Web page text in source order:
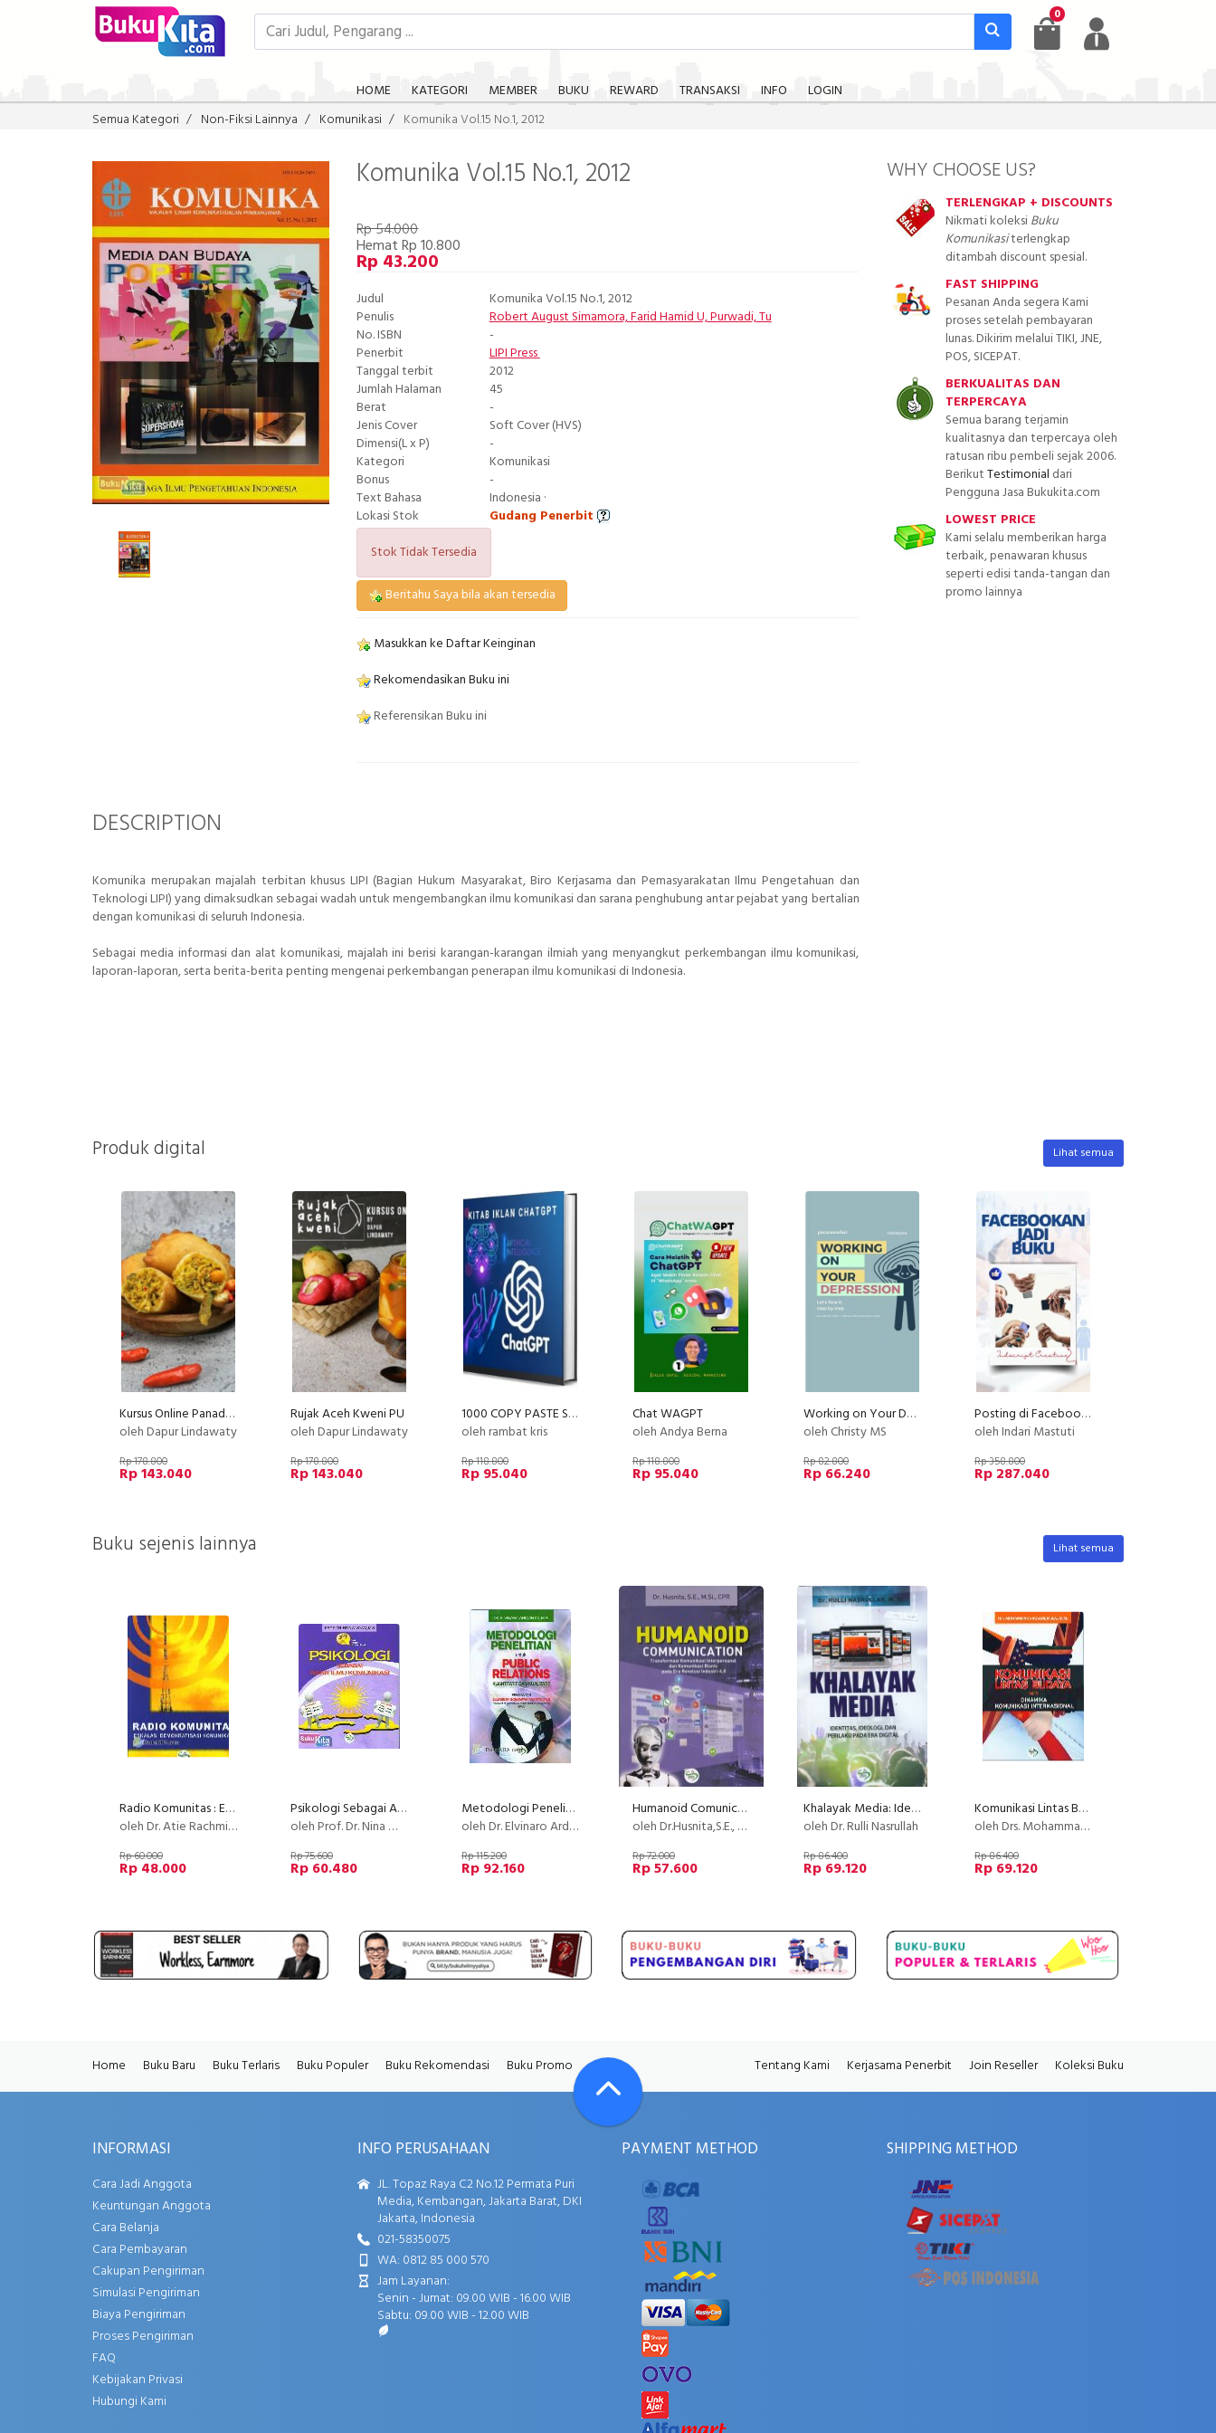
0
HOME KATEGORI MEMBER BUKU REWARD TRANSAKSI INFO
LOGIN
Semua Kategori
Non-Fiksi Lainnya Komunikasi Komunika Vol.15 No.1, 2012
Komunika Vol.15 No.1, 2012
Rp 54.000
Hemat Rp 10.800
Rp 43.200
Judul
Komunika Vol.15 No.1, 2012
Penulis
Robert August Simamora, Farid Hamid U, Purwadi, Tu
No. ISBN
-
Penerbit
LIPI Press
Tanggal terbit
2012
Jumlah Halaman
45
Berat
-
Jenis Cover
Soft Cover (HVS)
Dimensi(L x P)
-
Kategori
Komunikasi
Bonus
-
Text Bahasa
Indonesia ·
Lokasi Stok
Gudang Penerbit
Stok Tidak Tersedia
Beritahu Saya bila akan tersedia
Masukkan ke Daftar Keinginan
Rekomendasikan Buku ini
Referensikan Buku ini
DESCRIPTION
Komunika merupakan majalah terbitan khusus LIPI (Bagian Hukum Masyarakat, Biro Kerjasama dan Pemasyarakatan Ilmu Pengetahuan dan
Teknologi LIPI) yang dimaksudkan sebagai wadah untuk mengembangkan ilmu komunikasi dan sarana penghubung antar pejabat yang bertalian
dengan komunikasi di seluruh Indonesia.
Sebagai media informasi dan alat komunikasi, majalah ini berisi karangan-karangan ilmiah yang menyangkut perkembangan ilmu komunikasi,
laporan-laporan, serta berita-berita penting mengenai perkembangan penerapan ilmu komunikasi di Indonesia.
WHY CHOOSE US?
TERLENGKAP + DISCOUNTS
Nikmati koleksiBuku
Komunikasiterlengkap
ditambah discount spesial.
FAST SHIPPING
Pesanan Anda segera Kami
proses setelah pembayaran
lunas. Dikirim melalui TIKI, JNE,
POS, SICEPAT.
BERKUALITAS DAN
TERPERCAYA
Semua barang terjamin
kualitasnya dan terpercaya oleh
ratusan ribu pembeli sejak 2006.
BerikutTestimonial dari
Pengguna Jasa Bukukita.com
LOWEST PRICE
Kami selalu memberikan harga
terbaik, penawaran khusus
seperti edisi tanda-tangan dan
promo lainnya
Produk digital Lihat semua
Kursus Online Panada Dapur Lindawaty PU
oleh Dapur Lindawaty
Rp 178.800
Rp 143.040
Rujak Aceh Kweni PU
oleh Dapur Lindawaty
Rp 178.800
Rp 143.040
1000 COPY PASTE SCALE UP
oleh rambat kris
Rp 118.800
Rp 95.040
Chat WAGPT
oleh Andya Berna
Rp 118.800
Rp 95.040
Working on Your Depression
oleh Christy MS
Rp 82.800
Rp 66.240
Posting di Facebook dan Jadi Buku
oleh Indari Mastuti
Rp 358.800
Rp 287.040
Buku sejenis lainnya Lihat semua
Radio Komunitas : Eskalasi Demokratisasi Komunikasi
oleh Dr. Atie Rachmiatie, M.Si.
Rp 60.000
Rp 48.000
Psikologi Sebagai Akar Ilmu Komunikasi
oleh Prof. Dr. Nina W,. SYAM, M.S.
Rp 75.600
Rp 60.480
Metodologi Penelitian untuk Public Relations - Kuantitatif dan Kualitatif
oleh Dr. Elvinaro Ardianto, M.Si
Rp 115.200
Rp 92.160
Humanoid Comunication
oleh Dr.Husnita,S.E., M.Si., CPR
Rp 72.000
Rp 57.600
Khalayak Media: Identitas, Ideologi, dan Perilaku Pada Era Digital
oleh Dr. Rulli Nasrullah
Rp 86.400
Rp 69.120
Komunikasi Lintas Budaya Dalam Dinamika Komunikasi Internasional
oleh Drs. Mohammad Shoelhi, M.B.A.,M.M.
Rp 86.400
Rp 69.120
Home Buku Baru Buku Terlaris Buku Populer Buku Rekomendasi Buku Promo Tentang Kami Kerjasama Penerbit Join Reseller Koleksi Buku
INFORMASI
Cara Jadi Anggota
Keuntungan Anggota
Cara Belanja
Cara Pembayaran
Cakupan Pengiriman
Simulasi Pengiriman
Biaya Pengiriman
Proses Pengiriman
FAQ
Kebijakan Privasi
Hubungi Kami
INFO PERUSAHAAN
JL. Topaz Raya C2 No.12 Permata Puri
Media, Kembangan, Jakarta Barat, DKI
Jakarta, Indonesia
021-58350075
WA: 0812 85 000 570
Jam Layanan:
Senin - Jumat: 09.00 WIB - 16.00 WIB
Sabtu: 09.00 WIB - 12.00 WIB
PAYMENT METHOD SHIPPING METHOD